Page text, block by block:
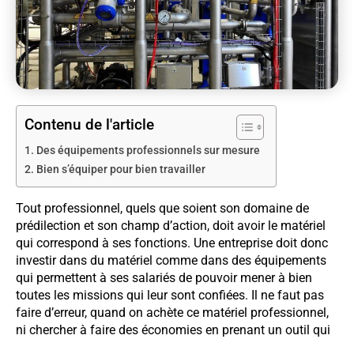
Contenu de l'article
Des équipements professionnels sur mesure
Bien s’équiper pour bien travailler
Tout professionnel, quels que soient son domaine de
prédilection et son champ d’action, doit avoir le matériel
qui correspond à ses fonctions. Une entreprise doit donc
investir dans du matériel comme dans des équipements
qui permettent à ses salariés de pouvoir mener à bien
toutes les missions qui leur sont confiées. Il ne faut pas
faire d’erreur, quand on achète ce matériel professionnel,
ni chercher à faire des économies en prenant un outil qui